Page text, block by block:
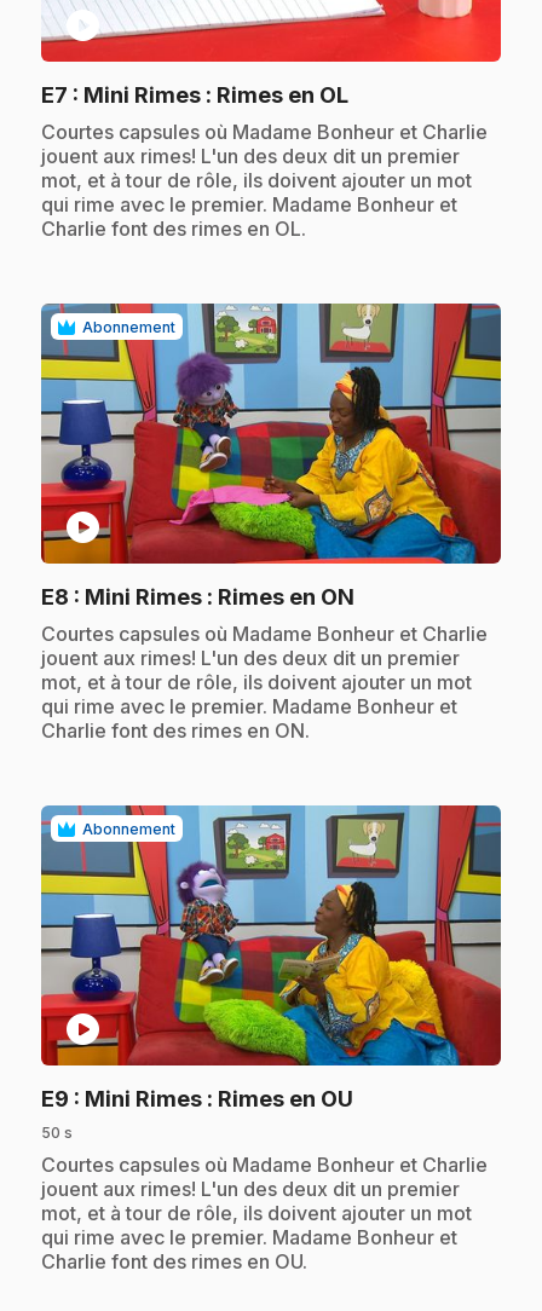
play_circle
E7 : Mini Rimes : Rimes en OL.
.Courtes capsules où Madame Bonheur et Charlie
jouent aux rimes! L'un des deux dit un premier
mot, et à tour de rôle, ils doivent ajouter un mot
qui rime avec le premier. Madame Bonheur et
Charlie font des rimes en OL.
Abonnement
play_circle
E8 : Mini Rimes : Rimes en ON
.Courtes capsules où Madame Bonheur et Charlie
jouent aux rimes! L'un des deux dit un premier
mot, et à tour de rôle, ils doivent ajouter un mot
qui rime avec le premier. Madame Bonheur et
Charlie font des rimes en ON.
Abonnement
play_circle
E9 : Mini Rimes : Rimes en OU
50 s
.Courtes capsules où Madame Bonheur et Charlie
jouent aux rimes! L'un des deux dit un premier
mot, et à tour de rôle, ils doivent ajouter un mot
qui rime avec le premier. Madame Bonheur et
Charlie font des rimes en OU.